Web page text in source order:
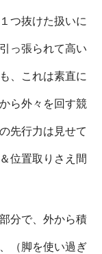
つ抜けた扱いに
っ張られて高い
、これは素直に
ら外々を回す競
先行力は見せて
位置取りさえ間
分で、外から積
（脚を使い過ぎ